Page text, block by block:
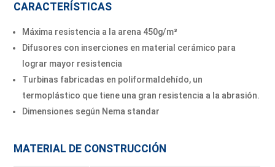
CARACTERÍSTICAS
Máxima resistencia a la arena 450g/m³
Difusores con inserciones en material cerámico para
lograr mayor resistencia
Turbinas fabricadas en poliformaldehído, un
termoplástico que tiene una gran resistencia a la abrasión.
Dimensiones según Nema standar
MATERIAL DE CONSTRUCCIÓN